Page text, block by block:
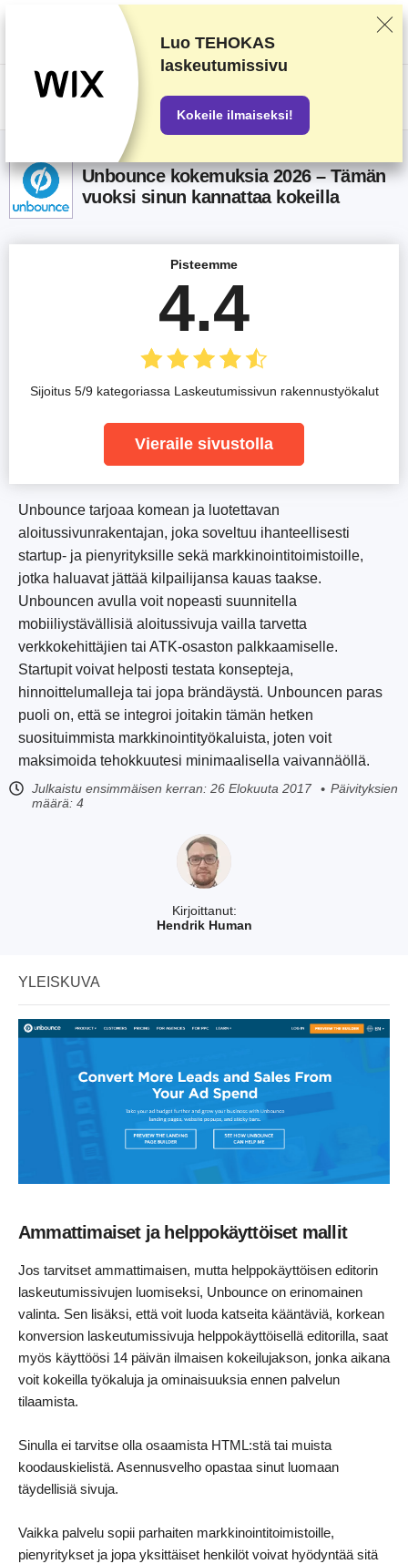
Arvostelemme palveluntarjoajia huolellisen testaamisen ja ennalta
määrättyjen kriteerien perusteella, mutta otamme huomioon myös
käyttäjäpalautteen sekä omat kaupalliset sopimuksemme. Tämä sivu
sisältää affiliate-linkkejä.
Mainosseloste.
US$
Unbounce kokemuksia 2026 – Tämän
vuoksi sinun kannattaa kokeilla
Kirjoittanut:
Hendrik Human
Unbounce tarjoaa komean ja luotettavan
aloitussivunrakentajan, joka soveltuu ihanteellisesti
startup- ja pienyrityksille sekä markkinointitoimistoille,
jotka haluavat jättää kilpailijansa kauas taakse.
Unbouncen avulla voit nopeasti suunnitella
mobiiliystävällisiä aloitussivuja vailla tarvetta
verkkokehittäjien tai ATK-osaston palkkaamiselle.
Startupit voivat helposti testata konsepteja,
hinnoittelumalleja tai jopa brändäystä. Unbouncen paras
puoli on, että se integroi joitakin tämän hetken
suosituimmista markkinointityökaluista, joten voit
maksimoida tehokkuutesi minimaalisella vaivannäöllä.
Julkaistu ensimmäisen kerran: 26 Elokuuta 2017
Päivityksien
määrä: 4
Pisteemme
4.4
Sijoitus 5/9 kategoriassa Laskeutumissivun rakennustyökalut
Vieraile sivustolla
YLEISKUVA
Ammattimaiset ja helppokäyttöiset mallit
Jos tarvitset ammattimaisen, mutta helppokäyttöisen editorin
laskeutumissivujen luomiseksi, Unbounce on erinomainen
valinta. Sen lisäksi, että voit luoda katseita kääntäviä, korkean
konversion laskeutumissivuja helppokäyttöisellä editorilla, saat
myös käyttöösi 14 päivän ilmaisen kokeilujakson, jonka aikana
voit kokeilla työkaluja ja ominaisuuksia ennen palvelun
tilaamista.
Sinulla ei tarvitse olla osaamista HTML:stä tai muista
koodauskielistä. Asennusvelho opastaa sinut luomaan
täydellisiä sivuja.
Vaikka palvelu sopii parhaiten markkinointitoimistoille,
pienyritykset ja jopa yksittäiset henkilöt voivat hyödyntää sitä
Luo TEHOKAS
laskeutumissivu
Kokeile ilmaiseksi!